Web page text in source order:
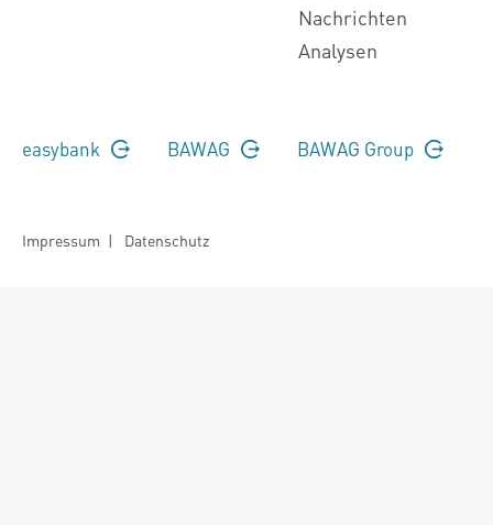
Nachrichten
Analysen
easybank BAWAG BAWAG Group
Impressum | Datenschutz